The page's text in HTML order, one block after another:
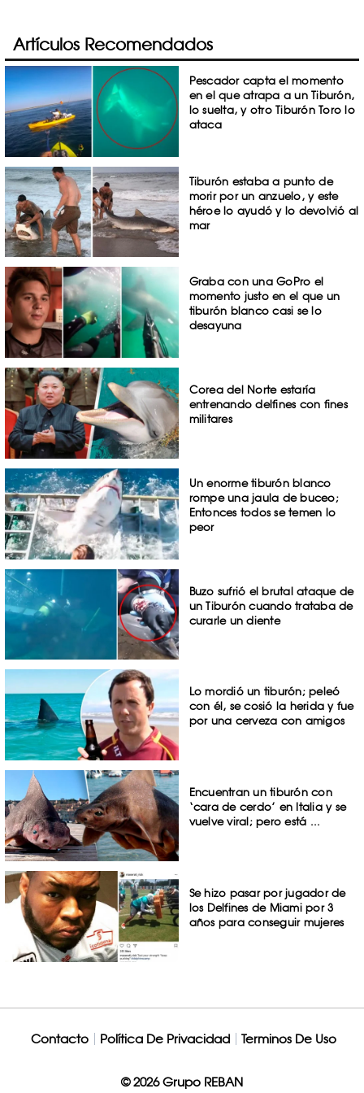
Artículos Recomendados
Pescador capta el momento
en el que atrapa a un Tiburón,
lo suelta, y otro Tiburón Toro lo
ataca
Tiburón estaba a punto de
morir por un anzuelo, y este
héroe lo ayudó y lo devolvió al
mar
Graba con una GoPro el
momento justo en el que un
tiburón blanco casi se lo
desayuna
Corea del Norte estaría
entrenando delfines con fines
militares
Un enorme tiburón blanco
rompe una jaula de buceo;
Entonces todos se temen lo
peor
Buzo sufrió el brutal ataque de
un Tiburón cuando trataba de
curarle un diente
Lo mordió un tiburón; peleó
con él, se cosió la herida y fue
por una cerveza con amigos
Encuentran un tiburón con
‘cara de cerdo’ en Italia y se
vuelve viral; pero está ...
Se hizo pasar por jugador de
los Delfines de Miami por 3
años para conseguir mujeres
Contacto Política De Privacidad Terminos De Uso
© 2026 Grupo REBAN